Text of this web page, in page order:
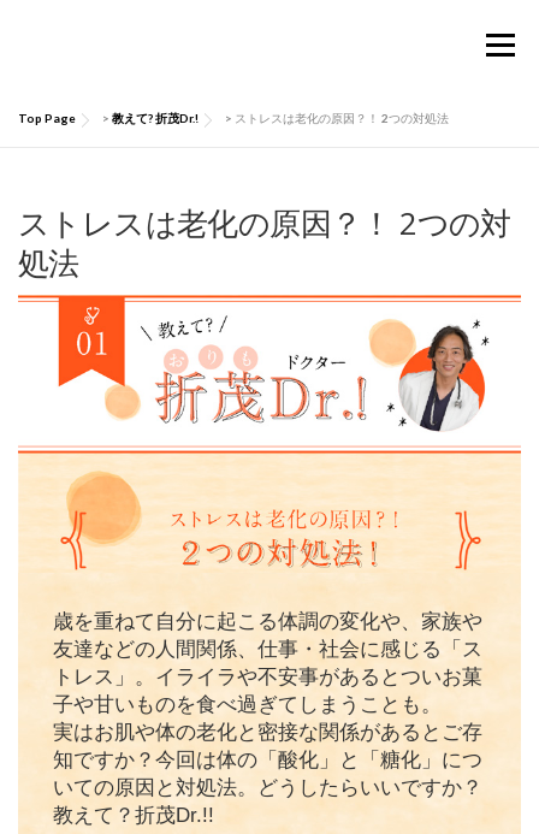
メニュー
お買い物ガイド 肌にいい話 Q&A
お問い合わせ マイページ
Top Page > 教えて? 折茂Dr.! > ストレスは老化の原因？！ 2つの対処法
ストレスは老化の原因？！ 2つの対
処法
歳を重ねて自分に起こる体調の変化や、家族や
友達などの人間関係、仕事・社会に感じる「ス
トレス」。イライラや不安事があるとついお菓
子や甘いものを食べ過ぎてしまうことも。
実はお肌や体の老化と密接な関係があるとご存
知ですか？今回は体の「酸化」と「糖化」につ
いての原因と対処法。どうしたらいいですか？
教えて？折茂Dr.!!